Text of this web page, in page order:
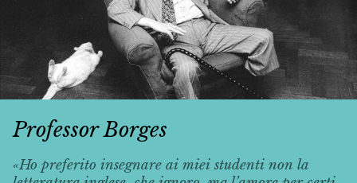
Professor Borges
«Ho preferito insegnare ai miei studenti non la